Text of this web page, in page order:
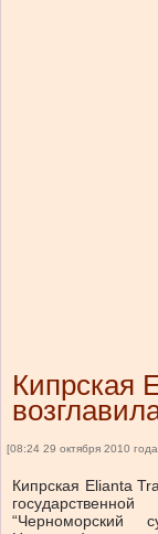
Кипрская
[08:24 29 октября 2010 года
Кипрская Elianta
“Черноморский